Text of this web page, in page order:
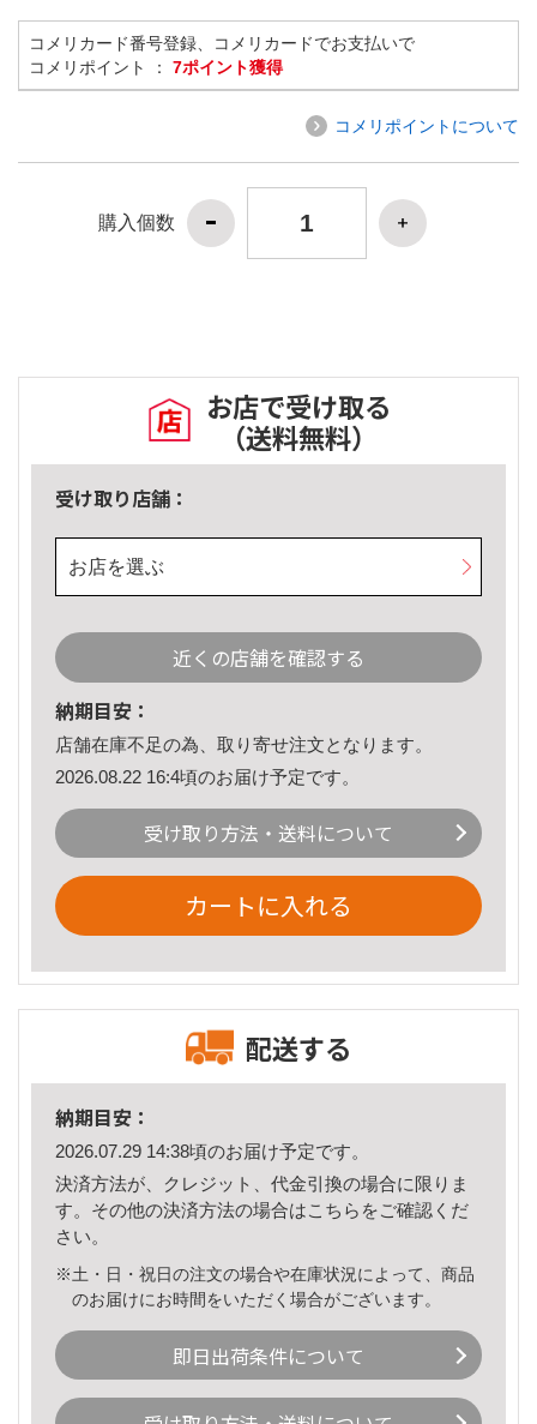
コメリカード番号登録、コメリカードでお支払いで
コメリポイント ： 7ポイント獲得
コメリポイントについて
購入個数
お店で受け取る
（送料無料）
受け取り店舗：
お店を選ぶ
近くの店舗を確認する
納期目安：
店舗在庫不足の為、取り寄せ注文となります。
2026.08.22 16:4頃のお届け予定です。
受け取り方法・送料について
カートに入れる
配送する
納期目安：
2026.07.29 14:38頃のお届け予定です。
決済方法が、クレジット、代金引換の場合に限りま
す。その他の決済方法の場合はこちら をご確認くだ
さい。
※土・日・祝日の注文の場合や在庫状況によって、商品
のお届けにお時間をいただく場合がございます。
即日出荷条件について